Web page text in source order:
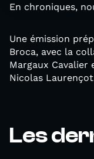
En chroniques,
Une émission
Broca, avec la
Margaux Cavalier
Nicolas
Les